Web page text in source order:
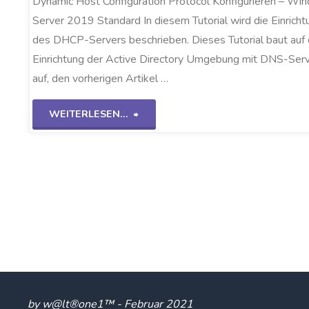
Server 2019 Standard In diesem Tutorial wird die
des DHCP-Servers beschrieben. Dieses Tutorial baut auf
Einrichtung der Active Directory Umgebung mit DNS-
auf, den vorherigen Artikel …
WEITERLESEN...
"DHCP
by w@lt®one1™ - Februar 2021